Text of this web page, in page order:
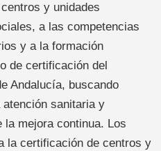
y unidades
a las competencias
y a la formación
de certificación del
Andalucía, buscando
sanitaria y
la mejora continua. Los
la certificación de centros y